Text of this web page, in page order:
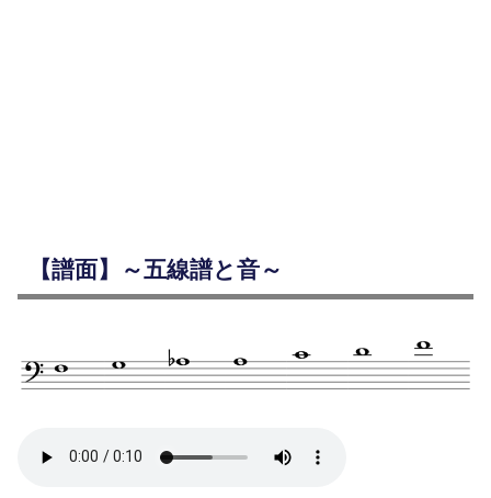
【譜面】～五線譜と音～